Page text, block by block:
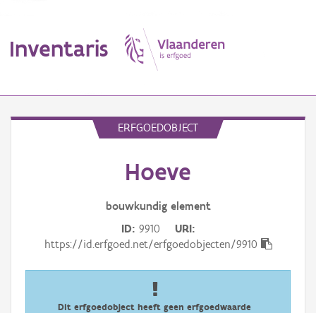
Inventaris
ERFGOEDOBJECT
Hoeve
bouwkundig element
ID 9910
URI
https://id.erfgoed.net/erfgoedobjecten/9910
Dit erfgoedobject heeft geen erfgoedwaarde